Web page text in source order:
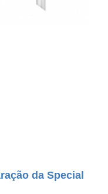
da Special